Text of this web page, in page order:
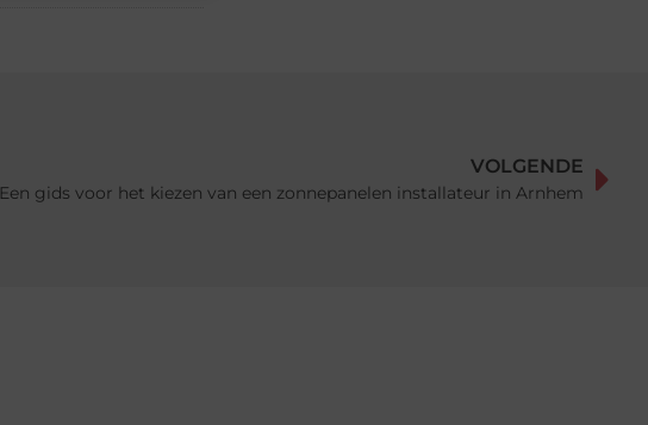
VOLGENDE
Een gids voor het kiezen van een zonnepanelen installateur in Arnhem